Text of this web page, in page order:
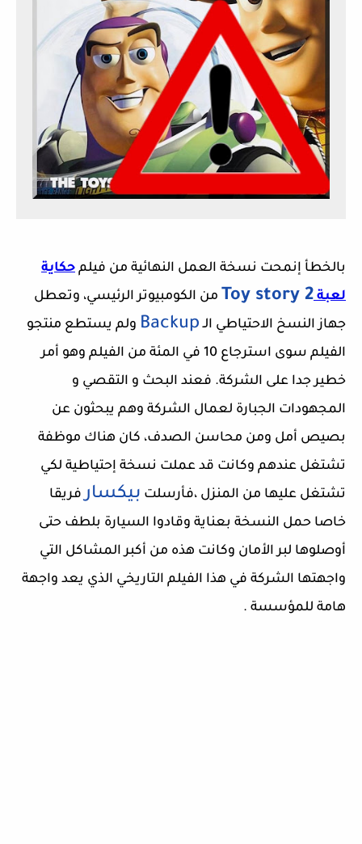
بالخطأ إنمحت نسخة العمل النهائية من فيلم حكاية
لعبةToy story 2 من الكومبيوتر الرئيسي، وتعطل
جهاز النسخ الاحتياطي الـ Backup ولم يستطع منتجو
الفيلم سوى استرجاع 10 في المئة من الفيلم وهو أمر
خطير جدا على الشركة. فعند البحث و التقصي و
المجهودات الجبارة لعمال الشركة وهم يبحثون عن
بصيص أمل ومن محاسن الصدف، كان هناك موظفة
تشتغل عندهم وكانت قد عملت نسخة إحتياطية لكي
تشتغل عليها من المنزل ،فأرسلت بيكسار فريقا
خاصا حمل النسخة بعناية وقادوا السيارة بلطف حتى
أوصلوها لبر الأمان وكانت هذه من أكبر المشاكل التي
واجهتها الشركة في هذا الفيلم التاريخي الذي يعد واجهة
هامة للمؤسسة .